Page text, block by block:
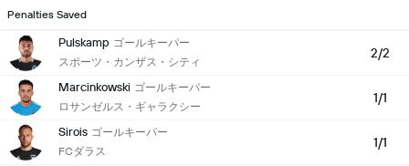
Penalties Saved
Pulskamp ゴールキーパー
スポーツ・カンザス・シティ
2/2
Marcinkowski ゴールキーパー
ロサンゼルス・ギャラクシー
1/1
Sirois ゴールキーパー
FCダラス
1/1